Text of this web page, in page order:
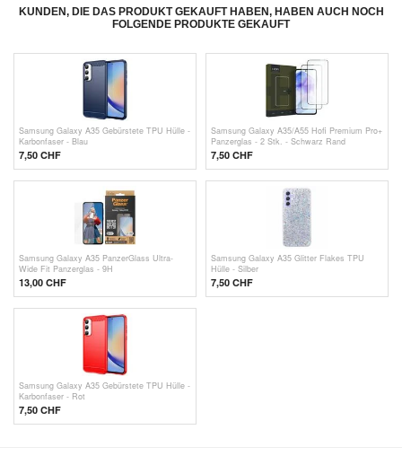
KUNDEN, DIE DAS PRODUKT GEKAUFT HABEN, HABEN AUCH NOCH
FOLGENDE PRODUKTE GEKAUFT
Samsung Galaxy A35 Gebürstete TPU Hülle -
Karbonfaser - Blau
7,50 CHF
Samsung Galaxy A35/A55 Hofi Premium Pro+
Panzerglas - 2 Stk. - Schwarz Rand
7,50 CHF
Samsung Galaxy A35 PanzerGlass Ultra-
Wide Fit Panzerglas - 9H
13,00 CHF
Samsung Galaxy A35 Glitter Flakes TPU
Hülle - Silber
7,50 CHF
Samsung Galaxy A35 Gebürstete TPU Hülle -
Karbonfaser - Rot
7,50 CHF